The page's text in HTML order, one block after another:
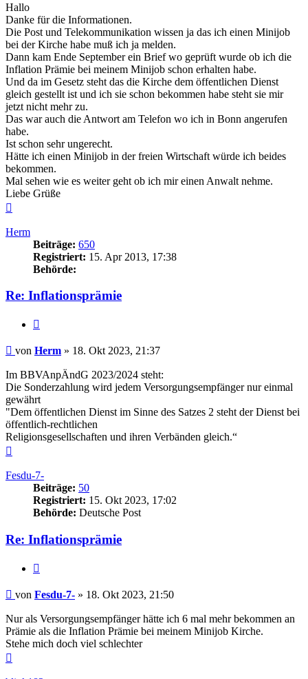
Hallo
Danke für die Informationen.
Die Post und Telekommunikation wissen ja das ich einen Minijob
bei der Kirche habe muß ich ja melden.
Dann kam Ende September ein Brief wo geprüft wurde ob ich die
Inflation Prämie bei meinem Minijob schon erhalten habe.
Und da im Gesetz steht das die Kirche dem öffentlichen Dienst
gleich gestellt ist und ich sie schon bekommen habe steht sie mir
jetzt nicht mehr zu.
Das war auch die Antwort am Telefon wo ich in Bonn angerufen
habe.
Ist schon sehr ungerecht.
Hätte ich einen Minijob in der freien Wirtschaft würde ich beides
bekommen.
Mal sehen wie es weiter geht ob ich mir einen Anwalt nehme.
Liebe Grüße
Herm
Beiträge: 650
Registriert: 15. Apr 2013, 17:38
Behörde:
Re: Inflationsprämie
Beitrag
von Herm » 18. Okt 2023, 21:37
Im BBVAnpÄndG 2023/2024 steht:
Die Sonderzahlung wird jedem Versorgungsempfänger nur einmal
gewährt
"Dem öffentlichen Dienst im Sinne des Satzes 2 steht der Dienst bei
öffentlich-rechtlichen
Religionsgesellschaften und ihren Verbänden gleich.“
Fesdu-7-
Beiträge: 50
Registriert: 15. Okt 2023, 17:02
Behörde: Deutsche Post
Re: Inflationsprämie
Beitrag
von Fesdu-7- » 18. Okt 2023, 21:50
Nur als Versorgungsempfänger hätte ich 6 mal mehr bekommen an
Prämie als die Inflation Prämie bei meinem Minijob Kirche.
Stehe mich doch viel schlechter